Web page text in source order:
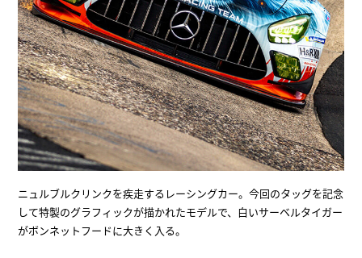
ニュルブルクリンクを疾走するレーシングカー。今回のタッグを記念
して特製のグラフィックが描かれたモデルで、白いサーベルタイガー
がボンネットフードに大きく入る。